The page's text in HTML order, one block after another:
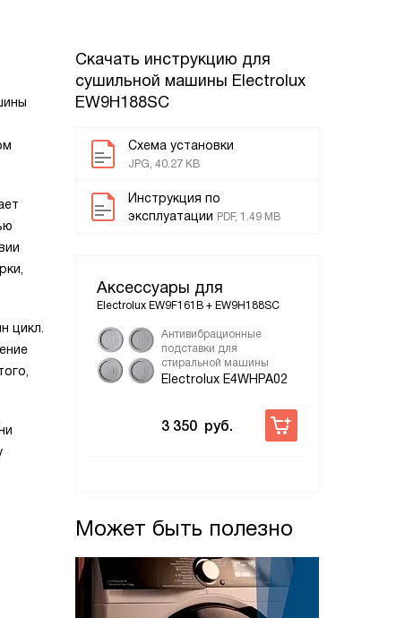
Скачать инструкцию для
сушильной машины Electrolux
EW9H188SC
Схема установки
JPG, 40.27 KB
Инструкция по
эксплуатации PDF, 1.49 MB
Аксессуары для
Electrolux EW9F161B + EW9H188SC
Антивибрационные
подставки для
стиральной машины
Electrolux E4WHPA02
3 350 руб.
Может быть полезно
цикл.